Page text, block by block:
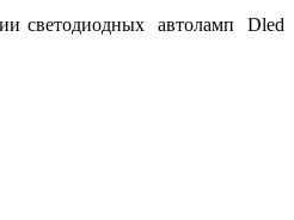
светодиодных автоламп Dled